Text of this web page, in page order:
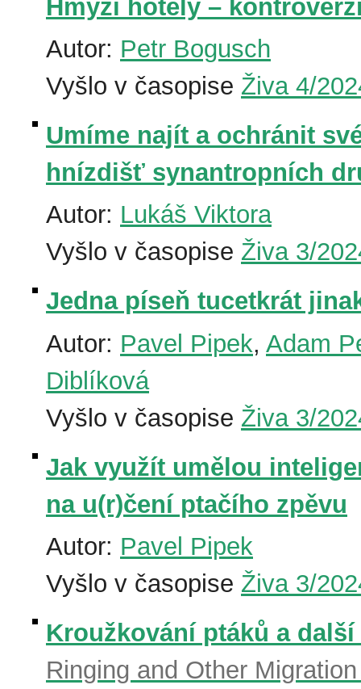
Hmyzí hotely –
Autor: Petr Bogusch
Vyšlo v časopise Živa 4/
Umíme najít a ochránit
hnízdišť synantropních
Autor: Lukáš Viktora
Vyšlo v časopise Živa 3/
Jedna píseň tucetkrát
Autor: Pavel Pipek, Adam
Diblíková
Vyšlo v časopise Živa 3/
Jak využít umělou
na u(r)čení ptačího zpěvu
Autor: Pavel Pipek
Vyšlo v časopise Živa 3/
Kroužkování ptáků a
Ringing and Other